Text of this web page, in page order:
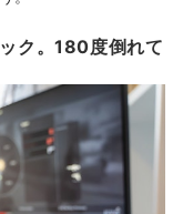
ク。180度倒れて